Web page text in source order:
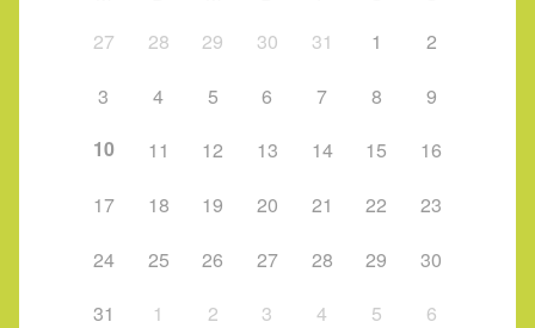
27
28 29 30 31 1
2
3
4 5 6 7 8
9
10
11 12 13 14 15
16
17
18 19 20 21 22
23
24
25 26 27 28 29
30
31
1 2 3 4 5 6